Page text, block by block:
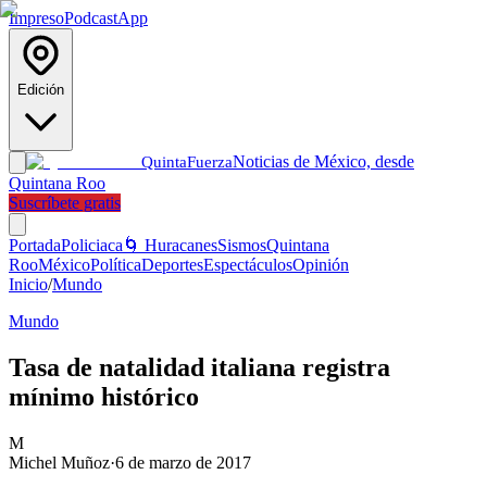
ImpresoPodcastApp
Edición
QuintaFuerzaNoticias de México, desde
Quintana Roo
Suscríbete gratis
PortadaPoliciaca 🌀 HuracanesSismosQuintana
RooMéxicoPolíticaDeportesEspectáculosOpinión
Inicio/Mundo
Mundo
Tasa de natalidad italiana registra
mínimo histórico
M
Michel Muñoz·6 de marzo de 2017